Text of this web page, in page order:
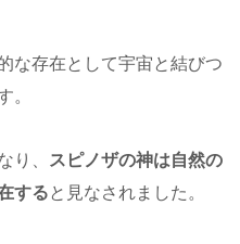
な存在として宇宙と結びつ
。
り、
スピノザの神は自然の
する と見なされました。